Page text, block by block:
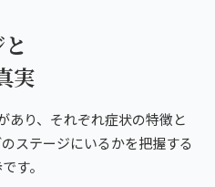
実
あり、それぞれ症状の特徴と
ステージにいるかを把握する
す。